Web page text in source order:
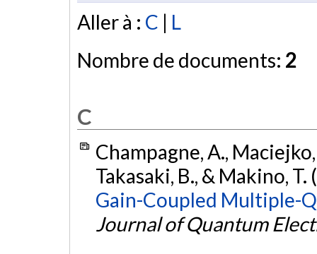
Aller à : C | L
Nombre de documents: 2
C
Champagne, A.,
Takasaki, B., & Makino,
Gain-Coupled Multiple-
Journal of Quantum